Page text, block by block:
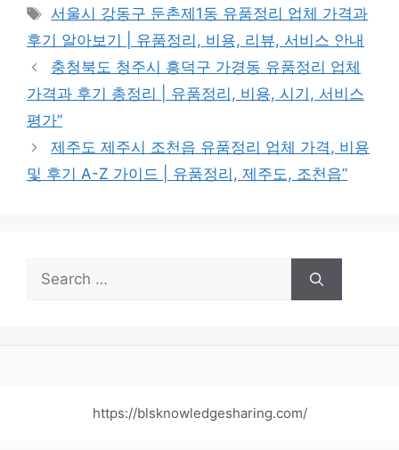
Tags
서울시 강동구 둔촌제1동 유품정리 업체 가격과
후기 알아보기 | 유품정리, 비용, 리뷰, 서비스 안내
충청북도 청주시 흥덕구 가경동 유품정리 업체
가격과 후기 총정리 | 유품정리, 비용, 시기, 서비스
평가”
제주도 제주시 조천읍 유품정리 업체 가격, 비용
및 후기 A-Z 가이드 | 유품정리, 제주도, 조천읍”
Search
for:
https://blsknowledgesharing.com/